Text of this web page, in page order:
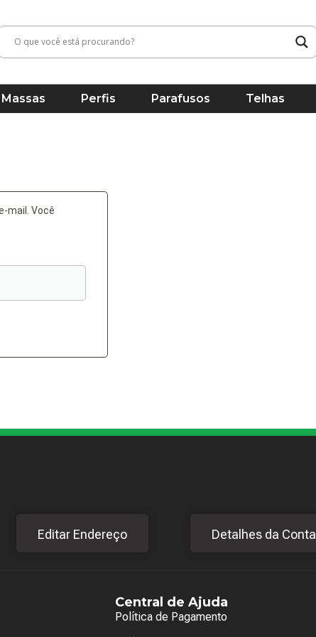
Massas Perfis Parafusos Telhas
mail. Você
Editar Endereço Detalhes da Conta
Central de Ajuda
Política de Pagamento